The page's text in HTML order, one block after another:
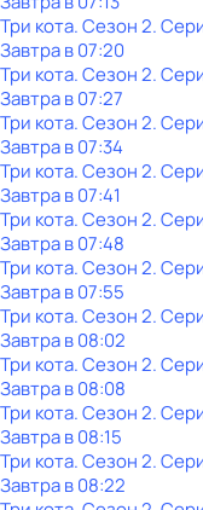
Три кота. Сезон 2.
Завтра в 07:20
Три кота. Сезон 2.
Завтра в 07:27
Три кота. Сезон 2.
Завтра в 07:34
Три кота. Сезон 2.
Завтра в 07:41
Три кота. Сезон 2.
Завтра в 07:48
Три кота. Сезон 2.
Завтра в 07:55
Три кота. Сезон 2.
Завтра в 08:02
Три кота. Сезон 2.
Завтра в 08:08
Три кота. Сезон 2.
Завтра в 08:15
Три кота. Сезон 2.
Завтра в 08:22